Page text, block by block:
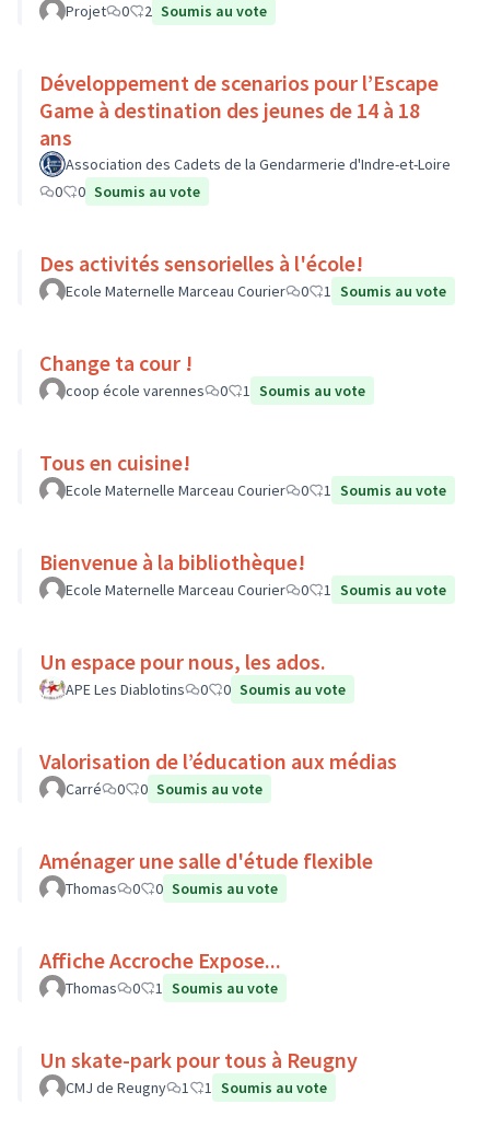
Projet 0 2 Soumis au vote
Développement de scenarios pour l’Escape
Game à destination des jeunes de 14 à 18
ans
Association des Cadets de la Gendarmerie d'Indre-et-Loire
0
0 Soumis au vote
Des activités sensorielles à l'école!
Ecole Maternelle Marceau Courier 0 1 Soumis au vote
Change ta cour !
coop école varennes 0 1 Soumis au vote
Tous en cuisine!
Ecole Maternelle Marceau Courier 0 1 Soumis au vote
Bienvenue à la bibliothèque!
Ecole Maternelle Marceau Courier 0 1 Soumis au vote
Un espace pour nous, les ados.
APE Les Diablotins 0 0 Soumis au vote
Valorisation de l’éducation aux médias
Carré 0 0 Soumis au vote
Aménager une salle d'étude flexible
Thomas 0 0 Soumis au vote
Affiche Accroche Expose...
Thomas 0 1 Soumis au vote
Un skate-park pour tous à Reugny
CMJ de Reugny 1 1 Soumis au vote